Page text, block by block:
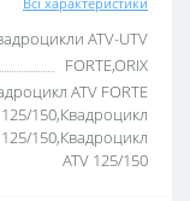
ATV-UTV
FORTE,ORIX
ATV FORTE
125/150,Квадроцикл
125/150,Квадроцикл
ATV 125/150